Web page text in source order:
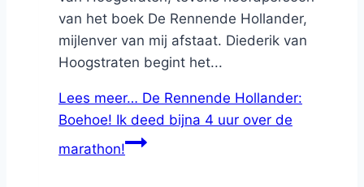
van het boek De Rennende Hollander,
mijlenver van mij afstaat. Diederik van
Hoogstraten begint het...
Lees meer… De Rennende Hollander:
Boehoe! Ik deed bijna 4 uur over de
marathon!